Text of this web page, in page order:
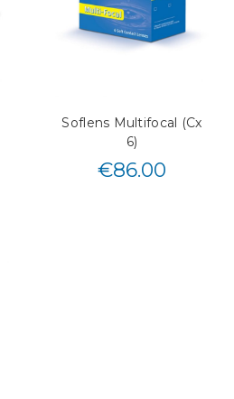
Soflens Multifocal (Cx
6)
€86.00